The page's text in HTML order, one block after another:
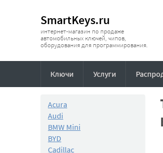
SmartKeys.ru
интернет-магазин по продаже
автомобильных ключей, чипов,
оборудования для программирования.
Ключи Услуги
Acura
Audi
BMW Mini
BYD
Cadillac